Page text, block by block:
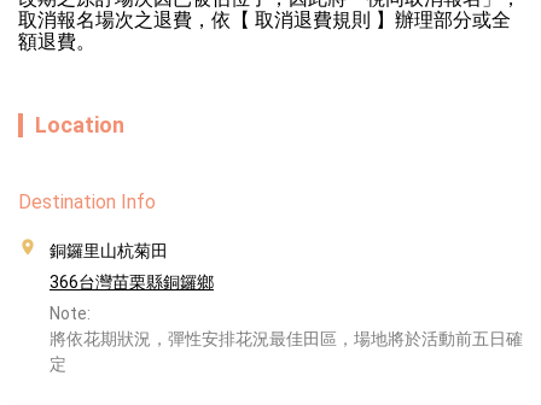
取消報名場次之退費，依【 取消退費規則 】辦理部分或全
額退費。
Location
Destination Info
銅鑼里山杭菊田
366台灣苗栗縣銅鑼鄉
Note:
將依花期狀況，彈性安排花況最佳田區，場地將於活動前五日確
定